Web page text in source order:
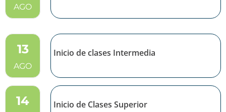
AGO
13
AGO
Inicio de clases Intermedia
14 Inicio de Clases Superior